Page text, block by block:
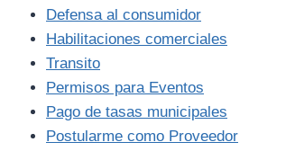
Defensa al consumidor
Habilitaciones comerciales
Transito
Permisos para Eventos
Pago de tasas municipales
Postularme como Proveedor